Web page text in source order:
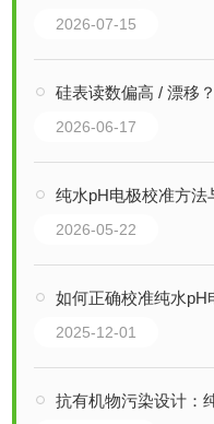
2026-07-15
硅表读数偏高 / 漂移？
2026-06-17
纯水pH电极校准方法
2026-05-22
如何正确校准纯水pH
2025-12-01
抗有机物污染设计：